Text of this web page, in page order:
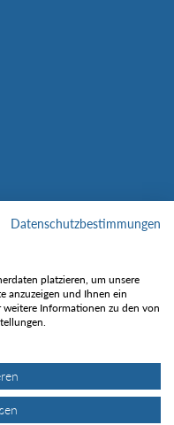
Datenschutzbestimmungen
platzieren, um unsere
anzuzeigen und Ihnen ein
Informationen zu den von